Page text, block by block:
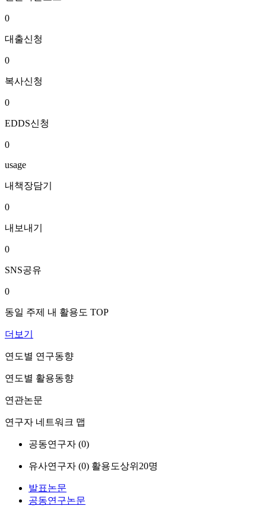
0
대출신청
0
복사신청
0
EDDS신청
0
usage
내책장담기
0
내보내기
0
SNS공유
0
동일 주제 내 활용도 TOP
더보기
연도별 연구동향
연도별 활용동향
연관논문
연구자 네트워크 맵
공동연구자 (0)
유사연구자 (0) 활용도상위20명
발표논문
공동연구논문